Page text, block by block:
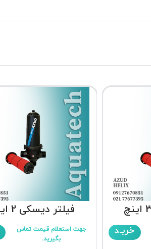
خریـد
فیلتر دیسکی 2 اینچ
جهت استعلام قیمت تماس
بگیرید.